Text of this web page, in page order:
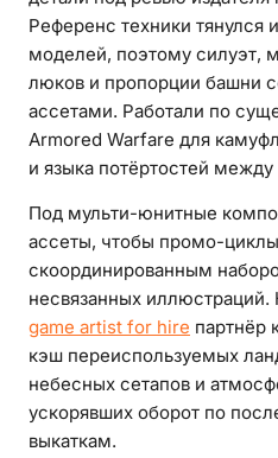
Референс техники тянулся
моделей, поэтому силуэт,
люков и пропорции башни
ассетами. Работали по
Armored Warfare для
и языка потёртостей
Под мульти-юнитные
ассеты, чтобы промо-
скоординированным
несвязанных иллюстраций.
game artist for hire партнёр
кэш переиспользуемых
небесных сетапов и
ускорявших оборот по
выкаткам.